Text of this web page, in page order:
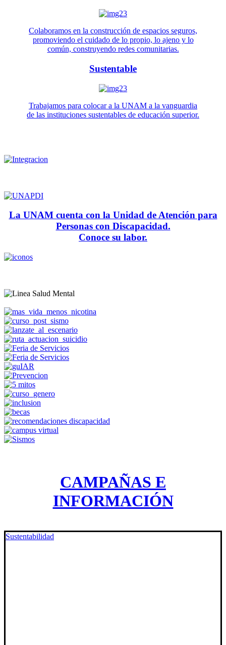
Colaboramos en la construcción de espacios seguros,
promoviendo el cuidado de lo propio, lo ajeno y lo
común, construyendo redes comunitarias.
Sustentable
Trabajamos para colocar a la UNAM a la vanguardia
de las instituciones sustentables de educación superior.
La UNAM cuenta con la Unidad de Atención para
Personas con Discapacidad.
Conoce su labor.
CAMPAÑAS E
INFORMACIÓN
Sustentabilidad